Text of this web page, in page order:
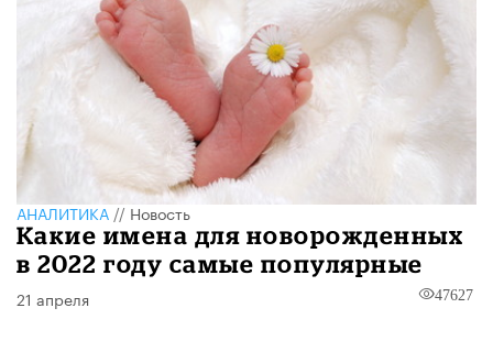
АНАЛИТИКА// Новость
Какие имена для новорожденных
в 2022 году самые популярные
21 апреля 47627